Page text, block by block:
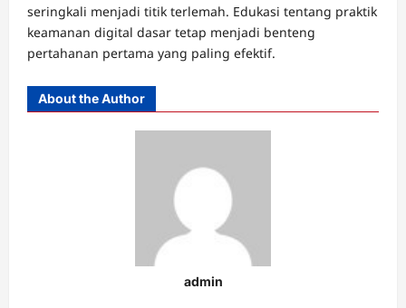
seringkali menjadi titik terlemah. Edukasi tentang praktik
keamanan digital dasar tetap menjadi benteng
pertahanan pertama yang paling efektif.
About the Author
admin